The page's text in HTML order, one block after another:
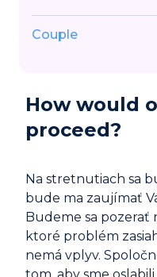
Couple
How would
proceed?
Na stretnutiach sa
bude ma zaujímať
Budeme sa pozerať
ktoré problém
nemá vplyv.